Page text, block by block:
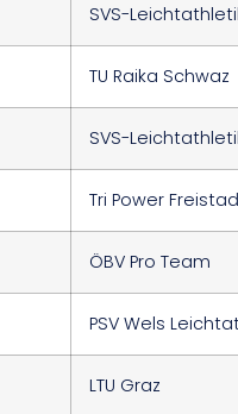
SVS-
TU Raika Schwaz
SVS-
Tri Power
ÖBV Pro Team
PSV Wels
LTU Graz